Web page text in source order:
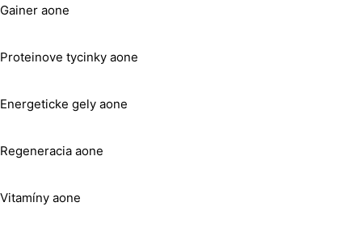
Gainer aone
Proteinove tycinky aone
Energeticke gely aone
Regeneracia aone
Vitamíny aone